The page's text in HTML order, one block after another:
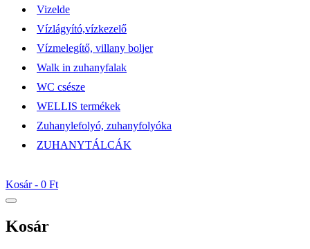
Vizelde
Vízlágyító,vízkezelő
Vízmelegítő, villany boljer
Walk in zuhanyfalak
WC csésze
WELLIS termékek
Zuhanylefolyó, zuhanyfolyóka
ZUHANYTÁLCÁK
Kosár - 0 Ft
Kosár